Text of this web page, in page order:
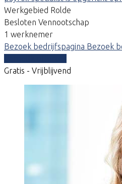
Werkgebied Rolde
Besloten Vennootschap
1 werknemer
Bezoek bedrijfspagina Bezoek
Gratis - Vrijblijvend